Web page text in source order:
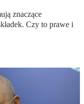
znaczące
Czy to prawe i